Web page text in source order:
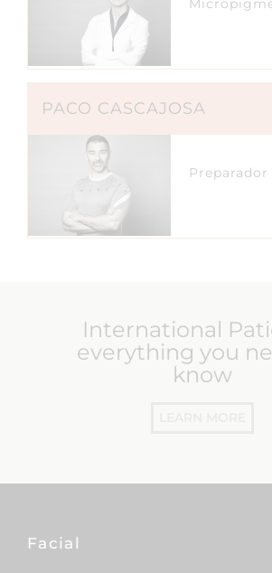
PACO CASCAJOSA
International
everything you
know
Facial